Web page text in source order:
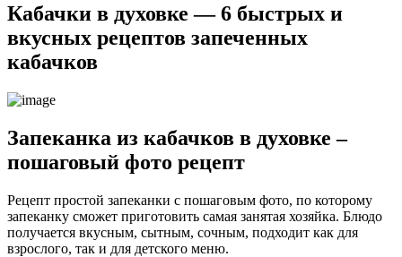
Кабачки в духовке — 6 быстрых и
вкусных рецептов запеченных
кабачков
Запеканка из кабачков в духовке –
пошаговый фото рецепт
Рецепт простой запеканки с пошаговым фото, по которому
запеканку сможет приготовить самая занятая хозяйка. Блюдо
получается вкусным, сытным, сочным, подходит как для
взрослого, так и для детского меню.